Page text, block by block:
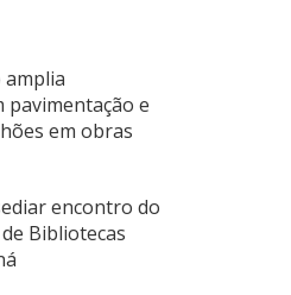
amplia
pavimentação e
em obras
encontro do
Bibliotecas